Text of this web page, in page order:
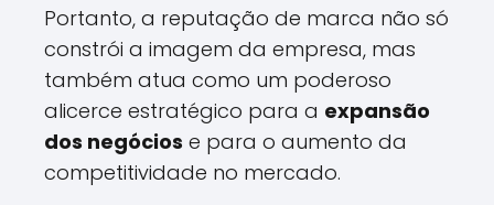
Portanto, a reputação de marca não só
constrói a imagem da empresa, mas
também atua como um poderoso
alicerce estratégico para a expansão
dos negócios e para o aumento da
competitividade no mercado.